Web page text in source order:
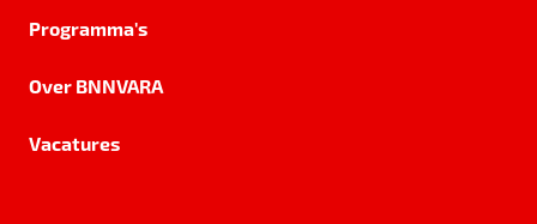
Programma's
Over BNNVARA
Vacatures